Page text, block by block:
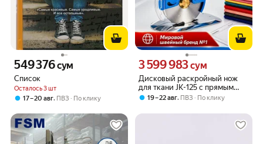
Список
Осталось 3 шт
Цена 549376 сум вместо
549 376сум
17 – 20 авг, ПВЗ По клику
Дисковый раскройный нож
для ткани JK-125 с прямым
приводом
Цена 3599983 сум вместо
3 599 983сум
19 – 22 авг, ПВЗ По клику